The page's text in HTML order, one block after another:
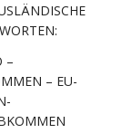
–
– EU-